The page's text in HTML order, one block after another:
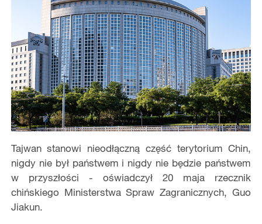
Tajwan stanowi nieodłączną część terytorium Chin,
nigdy nie był państwem i nigdy nie będzie państwem
w przyszłości - oświadczył 20 maja rzecznik
chińskiego Ministerstwa Spraw Zagranicznych, Guo
Jiakun.